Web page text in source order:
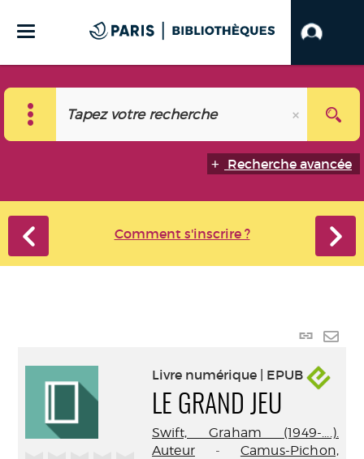
Recherche avancée
Comment s'inscrire ?
Lien
Livre numérique | EPUB
LE GRAND JEU
Swift, Graham (1949-....).
Auteur- Camus-Pichon,